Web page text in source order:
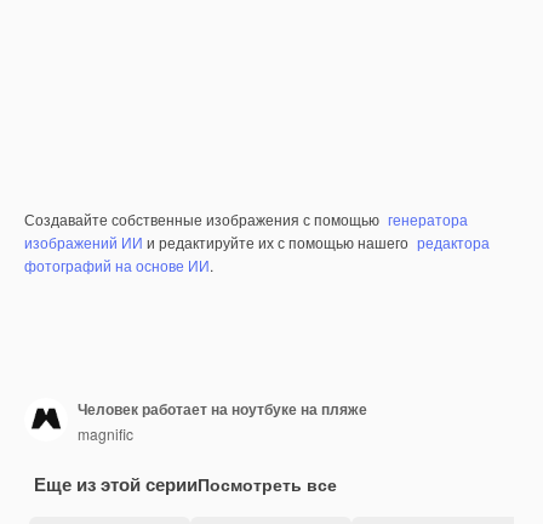
Создавайте собственные изображения с помощью генератора
изображений ИИ и редактируйте их с помощью нашего редактора
фотографий на основе ИИ.
Человек работает на ноутбуке на пляже
magnific
Еще из этой серииПосмотреть все